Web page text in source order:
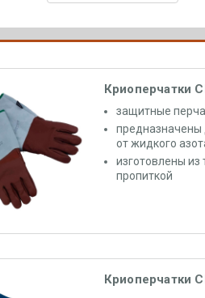
Криоперчатки
защитные
предназначены
от жидкого
изготовлены
пропиткой
Криоперчатки